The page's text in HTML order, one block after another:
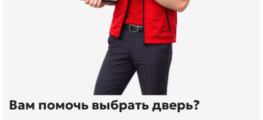
Вам помочь выбрать дверь?